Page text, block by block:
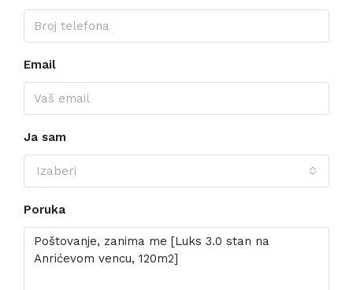
Email
Ja sam
Izaberi
Poruka